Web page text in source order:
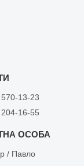
13-23
16-55
/ Павло